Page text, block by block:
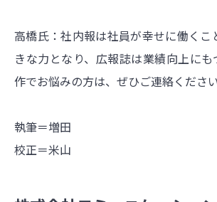
高橋氏：社内報は社員が幸せに働くこ
きな力となり、広報誌は業績向上にも
作でお悩みの方は、ぜひご連絡ください
執筆＝増田
校正＝米山